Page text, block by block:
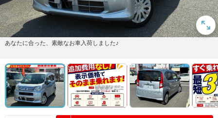
あなたに合った、素敵なお車入荷しました♪